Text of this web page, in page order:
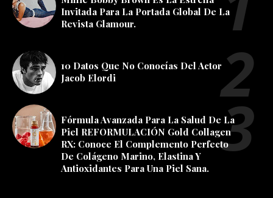
Invitada Para La Portada Global De La
Revista Glamour.
10 Datos Que No Conocías Del Actor
Jacob Elordi
Fórmula Avanzada Para La Salud De La
Piel REFORMULACIÓN Gold Collagen
RX: Conoce El Complemento Perfecto
De Colágeno Marino, Elastina Y
Antioxidantes Para Una Piel Sana.